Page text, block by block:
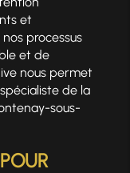
et
processus
et de
nous permet
de la
sous-